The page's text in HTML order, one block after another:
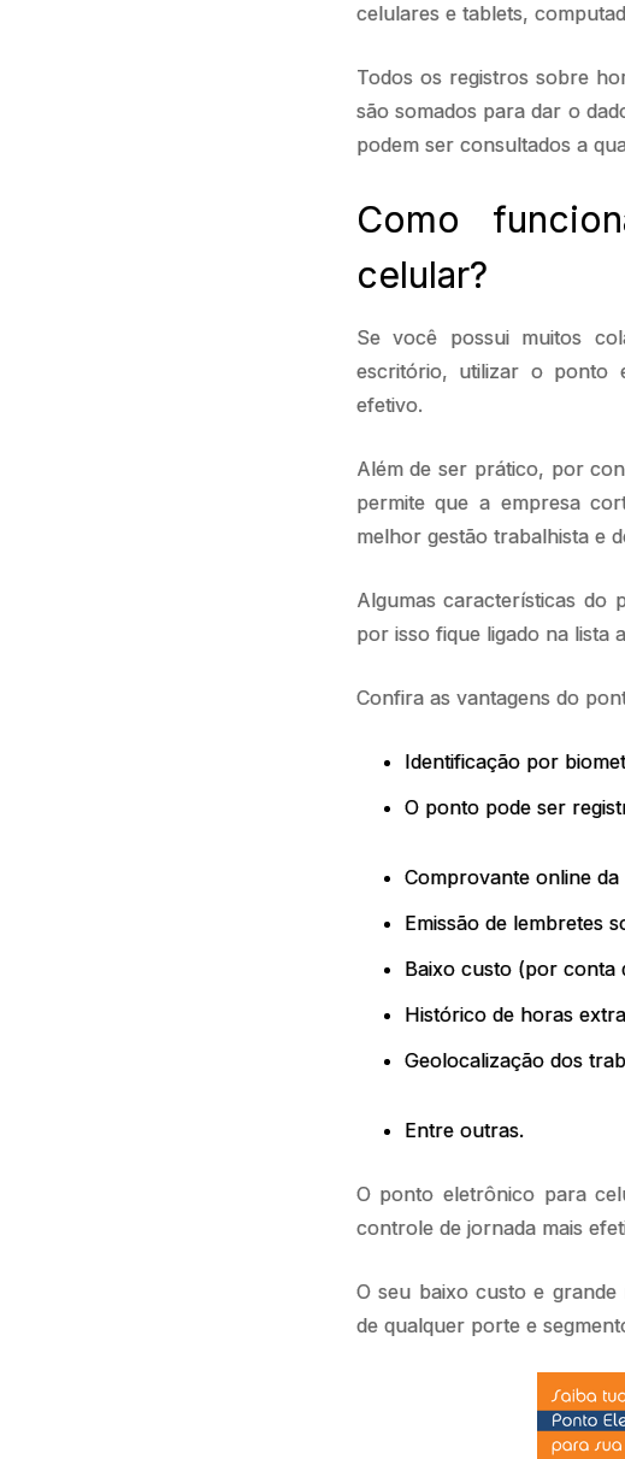
celulares e tablets,
Todos os registros sobre
são somados para dar o
podem ser consultados a
Como
celular?
Se você possui muitos
escritório, utilizar o ponto
efetivo.
Além de ser prático, por
permite que a empresa
melhor gestão trabalhista e
Algumas características do
por isso fique ligado na lista
Confira as vantagens do
Identificação por
O ponto pode ser
Comprovante online
Emissão de lembretes
Baixo custo (por conta
Histórico de horas
Geolocalização dos
Entre outras.
O ponto eletrônico para
controle de jornada mais
O seu baixo custo e
de qualquer porte e